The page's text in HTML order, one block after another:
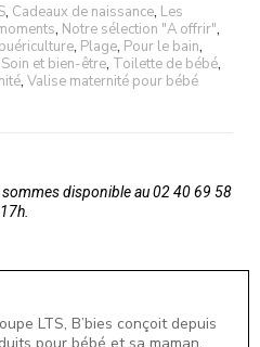
, Cadeaux de naissance, Les
, Notre sélection "A offrir",
, Plage, Pour le bain,
Soin et bien-être, Toilette de bébé,
, Valise maternité pour bébé
disponible au 02 40 69 58
LTS, B’bies conçoit depuis
pour bébé et sa maman.